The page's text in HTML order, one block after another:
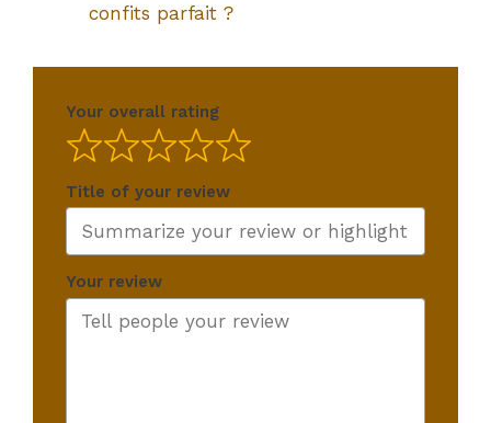
confits parfait ?
Your overall rating
Title of your review
Your review